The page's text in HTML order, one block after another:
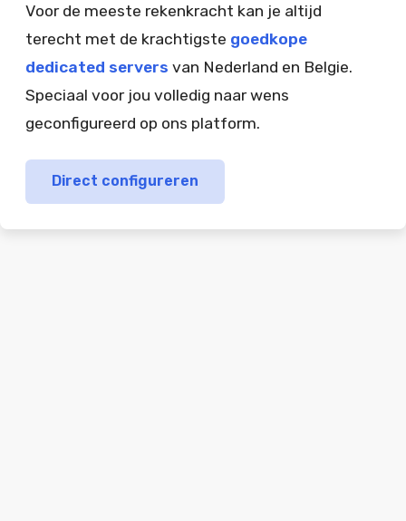
Voor de meeste rekenkracht kan je altijd
terecht met de krachtigste goedkope
dedicated servers van Nederland en Belgie.
Speciaal voor jou volledig naar wens
geconfigureerd op ons platform.
Direct configureren